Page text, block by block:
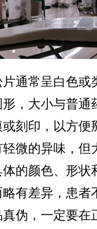
通常呈白色或
，大小与普通
刻印，以方便
微的异味，但
的颜色、形状
有差异，患者
伪，一定要在